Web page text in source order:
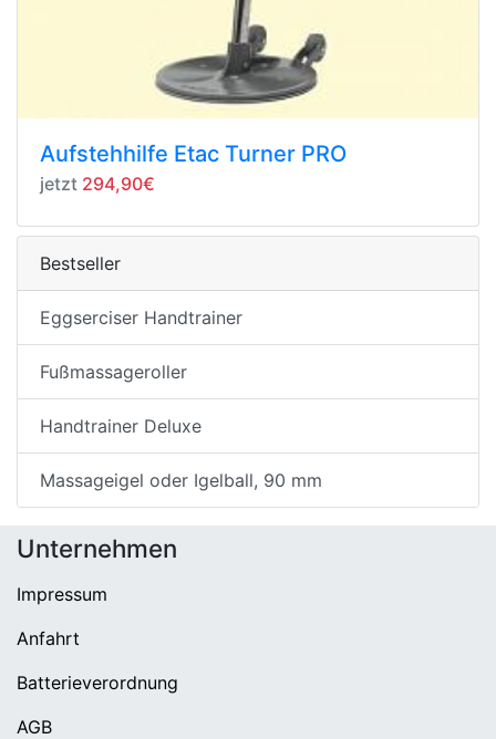
Aufstehhilfe Etac Turner PRO
jetzt 294,90€
Bestseller
Eggserciser Handtrainer
Fußmassageroller
Handtrainer Deluxe
Massageigel oder Igelball, 90 mm
Unternehmen
Impressum
Anfahrt
Batterieverordnung
AGB